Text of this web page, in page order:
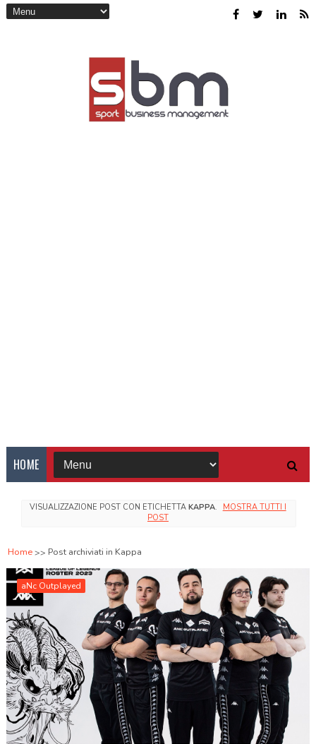
HOME
VISUALIZZAZIONE POST CON ETICHETTAKAPPA.
MOSTRA TUTTI I
POST
Home Post archiviati in Kappa
aNc Outplayed